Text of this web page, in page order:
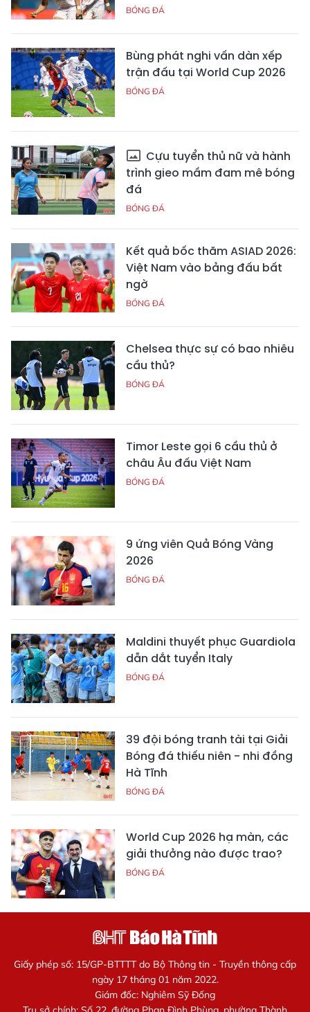
BÓNG ĐÁ
Bùng phát nghi vấn dàn xếp
trận đấu tại World Cup 2026
BÓNG ĐÁ
Cựu tuyển thủ nữ và hành
trình gieo mầm đam mê bóng
đá
BÓNG ĐÁ
Kết quả bốc thăm ASIAD 2026:
Việt Nam vào bảng đấu bất
ngờ
BÓNG ĐÁ
Chelsea thực sự có bao nhiêu
cầu thủ?
BÓNG ĐÁ
Timor Leste gọi 6 cầu thủ ở
châu Âu đấu Việt Nam
BÓNG ĐÁ
9 ứng viên Quả Bóng Vàng
2026
BÓNG ĐÁ
Maldini thuyết phục Guardiola
dẫn dắt tuyển Italy
BÓNG ĐÁ
39 đội bóng tranh tài tại Giải
Bóng đá thiếu niên - nhi đồng
Hà Tĩnh
BÓNG ĐÁ
World Cup 2026 hạ màn, các
giải thưởng nào được trao?
BÓNG ĐÁ
Giấy phép số: 15/GP-BTTTT do Bộ Thông tin - Truyền thông cấp
ngày 17 tháng 01 năm 2022.
Giám đốc: Nghiêm Sỹ Đống